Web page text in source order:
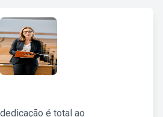
é total ao